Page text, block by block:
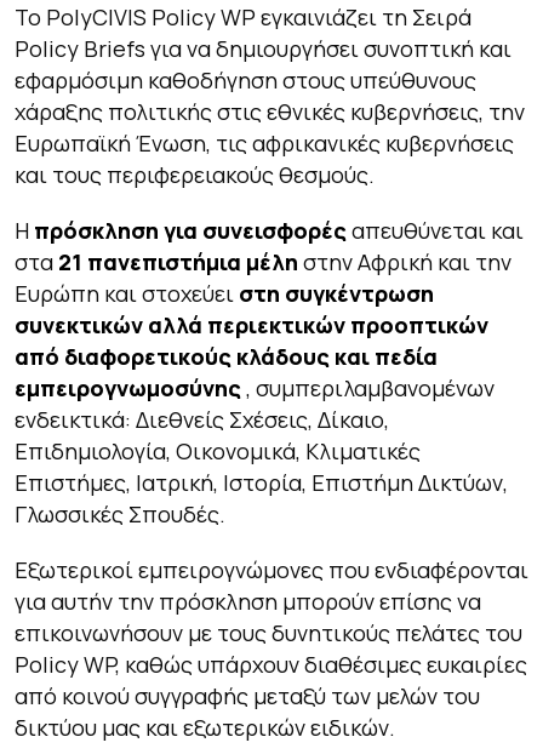
Το PolyCIVIS Policy WP εγκαινιάζει τη Σειρά
Policy Briefs για να δημιουργήσει συνοπτική και
εφαρμόσιμη καθοδήγηση στους υπεύθυνους
χάραξης πολιτικής στις εθνικές κυβερνήσεις, την
Ευρωπαϊκή Ένωση, τις αφρικανικές κυβερνήσεις
και τους περιφερειακούς θεσμούς.
Η πρόσκληση για συνεισφορές απευθύνεται και
στα 21 πανεπιστήμια μέλη στην Αφρική και την
Ευρώπη και στοχεύει στη συγκέντρωση
συνεκτικών αλλά περιεκτικών προοπτικών
από διαφορετικούς κλάδους και πεδία
εμπειρογνωμοσύνης , συμπεριλαμβανομένων
ενδεικτικά: Διεθνείς Σχέσεις, Δίκαιο,
Επιδημιολογία, Οικονομικά, Κλιματικές
Επιστήμες, Ιατρική, Ιστορία, Επιστήμη Δικτύων,
Γλωσσικές Σπουδές.
Εξωτερικοί εμπειρογνώμονες που ενδιαφέρονται
για αυτήν την πρόσκληση μπορούν επίσης να
επικοινωνήσουν με τους δυνητικούς πελάτες του
Policy WP, καθώς υπάρχουν διαθέσιμες ευκαιρίες
από κοινού συγγραφής μεταξύ των μελών του
δικτύου μας και εξωτερικών ειδικών.